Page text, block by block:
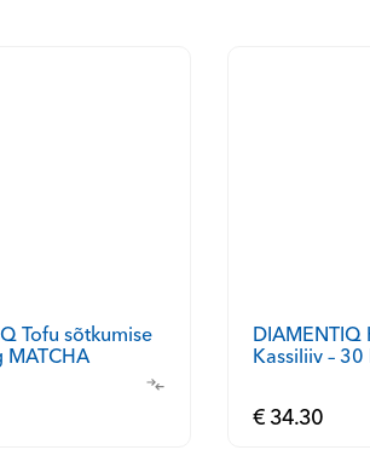
Tofu sõtkumise
MATCHA
DIAMENTIQ
Kassiliiv – 30
€ 34.30